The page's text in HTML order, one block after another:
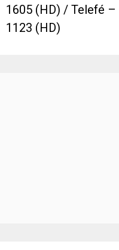
1605 (HD) / Telefé –
1123 (HD)